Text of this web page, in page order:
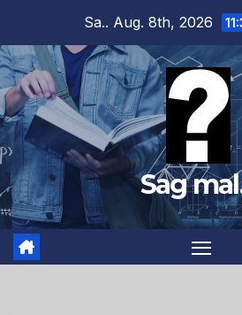
springen
Sa.. Aug. 8th, 2026
Sag